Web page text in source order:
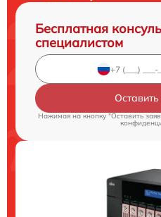
Бесплатная
специалистом
Нажимая на кнопку "Оставить